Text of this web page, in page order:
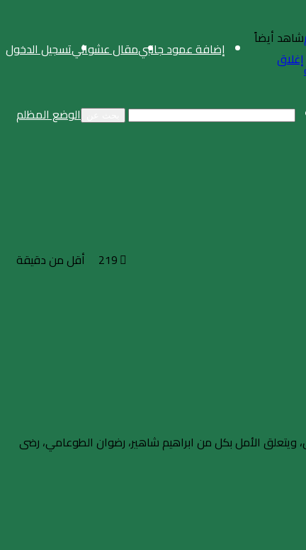
تسجيل الدخولمقال عشوائيإضافة عمود جانبي
الوضع المظلم
219 أقل من دقيقة
ويتعلق الأمل بكل من ابراهيم شاهير، رضوان الطوعامي، رضى
شاهد أيضاً
إغلاق